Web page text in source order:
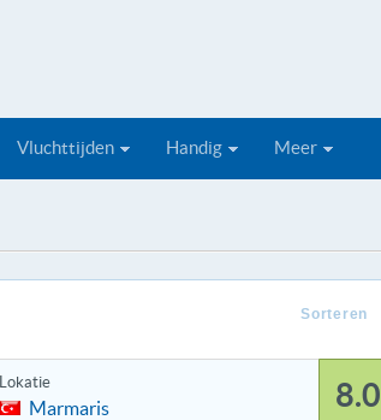
Vluchttijden Handig Meer
Sorteren
Lokatie
Marmaris 8.0